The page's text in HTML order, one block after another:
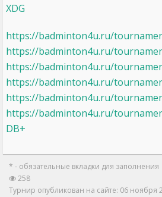
XDG
https://badminton4u.ru/
https://badminton4u.ru/
https://badminton4u.ru/
https://badminton4u.ru/
https://badminton4u.ru/
https://badminton4u.ru/
DB+
* - обязательные вкладки для заполнения
258
Турнир опубликован на сайте: 06 ноября